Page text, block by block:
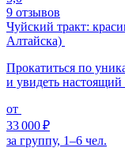
9 отзывов
Чуйский тракт:
Алтайска)
Прокатиться по
и увидеть
от
33 000 ₽
за группу, 1–6 чел.